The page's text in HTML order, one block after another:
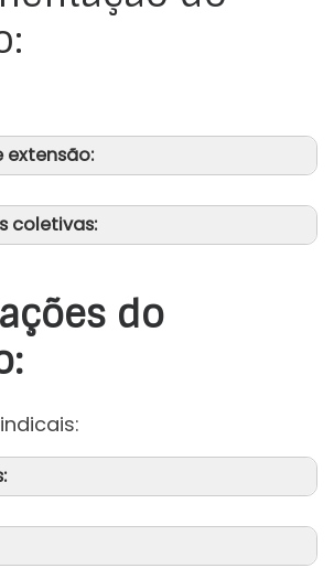
extensão:
coletivas:
do